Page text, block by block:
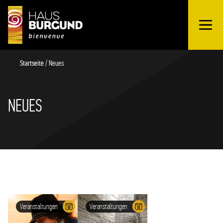
Schnellübersicht
OUVRIR
Startseite/Neues
NEUES
Veranstaltungen Veranstaltungen